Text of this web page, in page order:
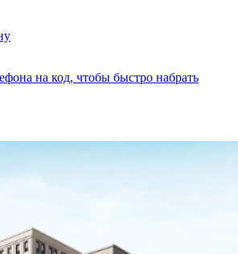
на код, чтобы быстро набрать